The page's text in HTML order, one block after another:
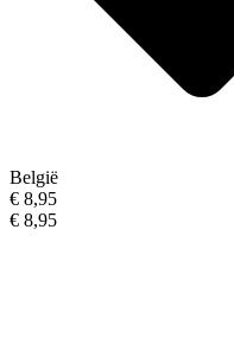
België
€ 8,95
€ 8,95